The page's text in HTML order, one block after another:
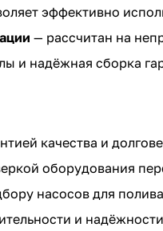
эффективно
— рассчитан на
и надёжная сборка
качества и
оборудования
насосов для
и